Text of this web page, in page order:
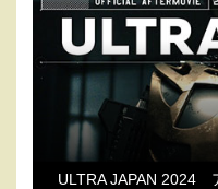
ULTRA JAPAN 2024